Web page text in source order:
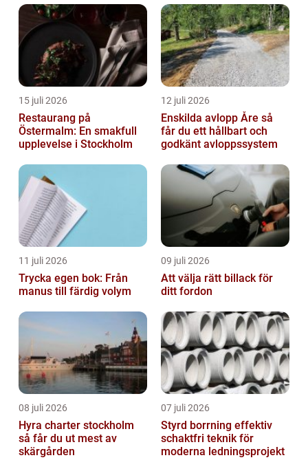
15 juli 2026
Restaurang på
Östermalm: En smakfull
upplevelse i Stockholm
12 juli 2026
Enskilda avlopp Åre så
får du ett hållbart och
godkänt avloppssystem
11 juli 2026
Trycka egen bok: Från
manus till färdig volym
09 juli 2026
Att välja rätt billack för
ditt fordon
08 juli 2026
Hyra charter stockholm
så får du ut mest av
skärgården
07 juli 2026
Styrd borrning effektiv
schaktfri teknik för
moderna ledningsprojekt